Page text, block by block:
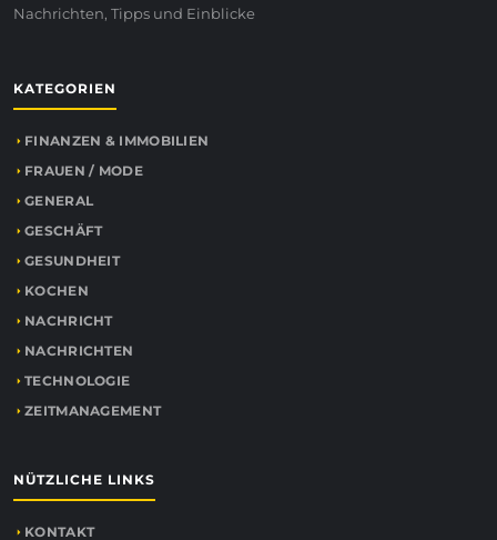
Nachrichten, Tipps und Einblicke
KATEGORIEN
FINANZEN & IMMOBILIEN
FRAUEN / MODE
GENERAL
GESCHÄFT
GESUNDHEIT
KOCHEN
NACHRICHT
NACHRICHTEN
TECHNOLOGIE
ZEITMANAGEMENT
NÜTZLICHE LINKS
KONTAKT